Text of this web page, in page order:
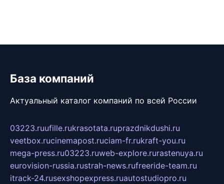
База компаний
Актуальный каталог компаний по всей России
03223.ruufille.rukrasotata.ruprazdnikdushi.ru
veetbox.rucinemapost.ruciam-fr.rukraft-you.ru
mega-press.ru03223.ruweb-explore.rurastenuya.ru
eurovision-russia.rustrah-news.rufreeride-team.ru
itrack-24.rusexshopexpress.ruautostudiopro.ru